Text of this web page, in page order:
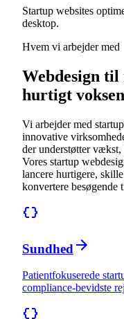
Startup websites
desktop.
Hvem vi arbejder med
Webdesign til
hurtigt
Vi arbejder med
innovative
der understøtter vækst,
Vores startup
lancere hurtigere,
konvertere besøgende
Sundhed
Patientfokuserede
compliance-bevidste